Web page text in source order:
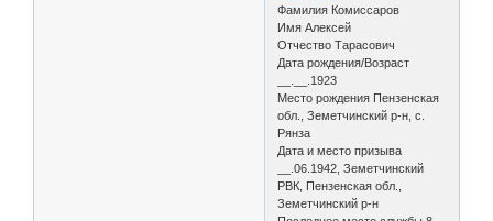
Фамилия Комиссаров
Имя Алексей
Отчество Тарасович
Дата рождения/Возраст
__.__.1923
Место рождения Пензенская
обл., Земетчинский р-н, с.
Рянза
Дата и место призыва
__.06.1942, Земетчинский
РВК, Пензенская обл.,
Земетчинский р-н